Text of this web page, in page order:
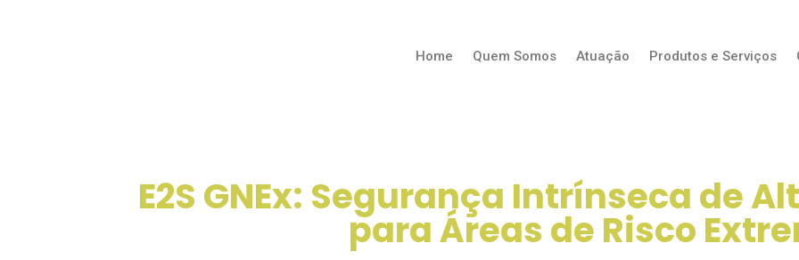
Home Quem Somos Atuação Produtos e Serviços
E2S GNEx: Segurança Intrínseca de
para Áreas de Risco